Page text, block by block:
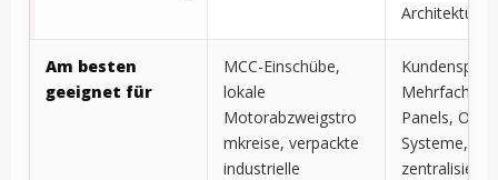
Architektur
Am besten
geeignet für
MCC-Einschübe,
lokale
Motorabzweigstro
mkreise, verpackte
industrielle
Panels, OEM-
Systeme,
zentralisierte